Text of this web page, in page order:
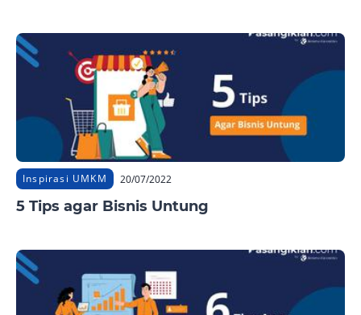
Inspirasi UMKM 20/07/2022
5 Tips agar Bisnis Untung